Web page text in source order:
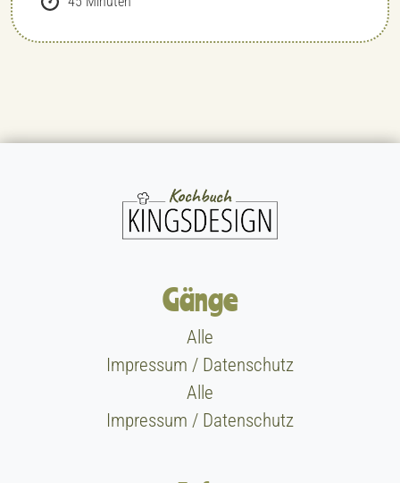
Gänge
Alle
Impressum / Datenschutz
Alle
Impressum / Datenschutz